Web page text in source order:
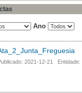
Ano
2021-12-21